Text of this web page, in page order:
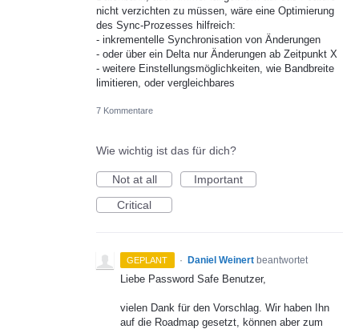
nicht verzichten zu müssen, wäre eine Optimierung
des Sync-Prozesses hilfreich:
- inkrementelle Synchronisation von Änderungen
- oder über ein Delta nur Änderungen ab Zeitpunkt X
- weitere Einstellungsmöglichkeiten, wie Bandbreite
limitieren, oder vergleichbares
7 Kommentare
Wie wichtig ist das für dich?
Not at all
Important
Critical
GEPLANT · Daniel Weinert beantwortet
Liebe Password Safe Benutzer,
vielen Dank für den Vorschlag. Wir haben Ihn
auf die Roadmap gesetzt, können aber zum